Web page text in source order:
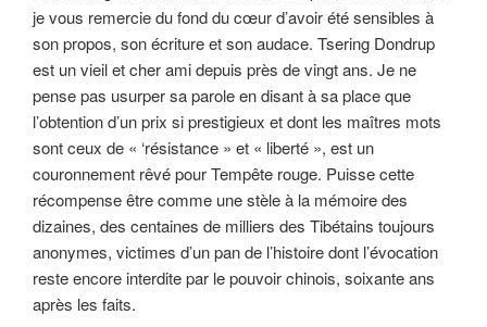
je vous remercie du fond du cœur d’avoir été sensibles à
son propos, son écriture et son audace. Tsering Dondrup
est un vieil et cher ami depuis près de vingt ans. Je ne
pense pas usurper sa parole en disant à sa place que
l’obtention d’un prix si prestigieux et dont les maîtres mots
sont ceux de « ‘résistance » et « liberté », est un
couronnement rêvé pour Tempête rouge. Puisse cette
récompense être comme une stèle à la mémoire des
dizaines, des centaines de milliers des Tibétains toujours
anonymes, victimes d’un pan de l’histoire dont l’évocation
reste encore interdite par le pouvoir chinois, soixante ans
après les faits.